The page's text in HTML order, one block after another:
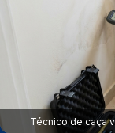
Técnico de caça